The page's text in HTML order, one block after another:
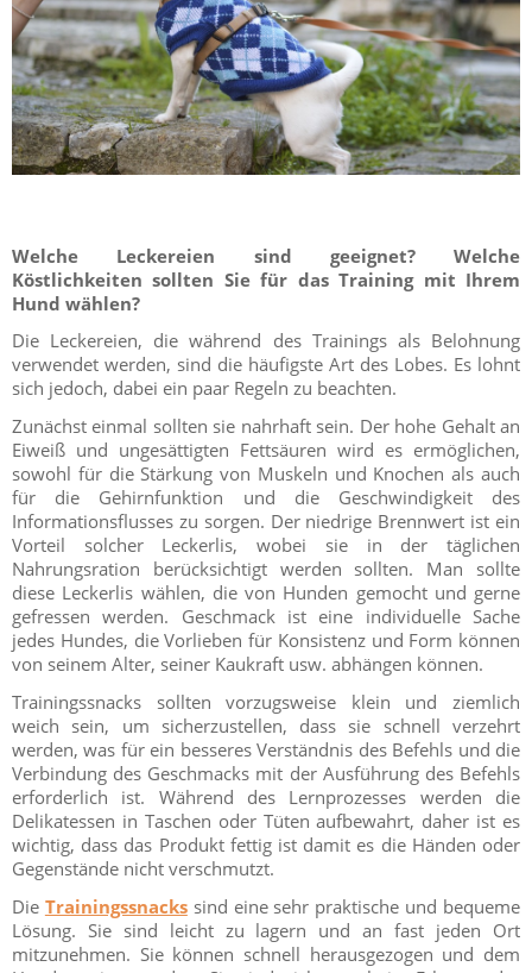
Welche Leckereien sind geeignet? Welche
Köstlichkeiten sollten Sie für das Training mit Ihrem
Hund wählen?
Die Leckereien, die während des Trainings als Belohnung
verwendet werden, sind die häufigste Art des Lobes. Es lohnt
sich jedoch, dabei ein paar Regeln zu beachten.
Zunächst einmal sollten sie nahrhaft sein. Der hohe Gehalt an
Eiweiß und ungesättigten Fettsäuren wird es ermöglichen,
sowohl für die Stärkung von Muskeln und Knochen als auch
für die Gehirnfunktion und die Geschwindigkeit des
Informationsflusses zu sorgen. Der niedrige Brennwert ist ein
Vorteil solcher Leckerlis, wobei sie in der täglichen
Nahrungsration berücksichtigt werden sollten. Man sollte
diese Leckerlis wählen, die von Hunden gemocht und gerne
gefressen werden. Geschmack ist eine individuelle Sache
jedes Hundes, die Vorlieben für Konsistenz und Form können
von seinem Alter, seiner Kaukraft usw. abhängen können.
Trainingssnacks sollten vorzugsweise klein und ziemlich
weich sein, um sicherzustellen, dass sie schnell verzehrt
werden, was für ein besseres Verständnis des Befehls und die
Verbindung des Geschmacks mit der Ausführung des Befehls
erforderlich ist. Während des Lernprozesses werden die
Delikatessen in Taschen oder Tüten aufbewahrt, daher ist es
wichtig, dass das Produkt fettig ist damit es die Händen oder
Gegenstände nicht verschmutzt.
Die Trainingssnackssind eine sehr praktische und bequeme
Lösung. Sie sind leicht zu lagern und an fast jeden Ort
mitzunehmen. Sie können schnell herausgezogen und dem